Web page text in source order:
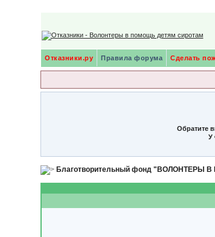
Отказники.ру Правила форума Сделать
Обратите
У
Благотворительный фонд